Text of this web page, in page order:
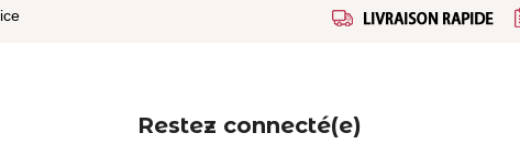
Restez connecté(e)